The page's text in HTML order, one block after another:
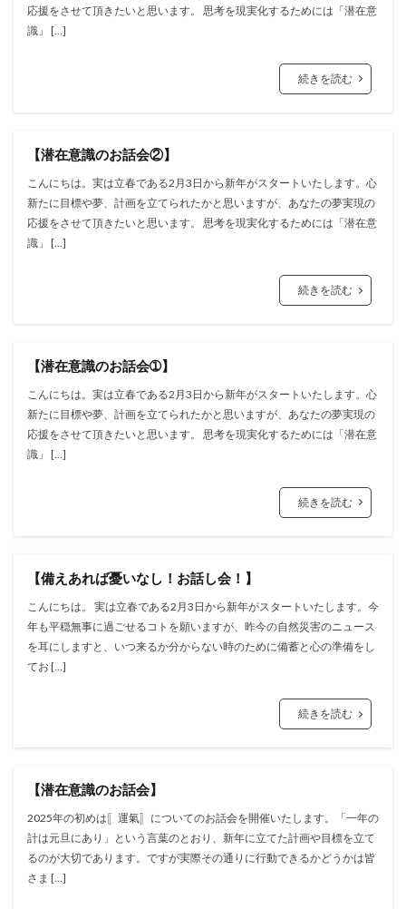
応援をさせて頂きたいと思います。 思考を現実化するためには「潜在意
識」 […]
続きを読む
【潜在意識のお話会②】
こんにちは。実は立春である2月3日から新年がスタートいたします。心
新たに目標や夢、計画を立てられたかと思いますが、あなたの夢実現の
応援をさせて頂きたいと思います。 思考を現実化するためには「潜在意
識」 […]
続きを読む
【潜在意識のお話会➀】
こんにちは。実は立春である2月3日から新年がスタートいたします。心
新たに目標や夢、計画を立てられたかと思いますが、あなたの夢実現の
応援をさせて頂きたいと思います。 思考を現実化するためには「潜在意
識」 […]
続きを読む
【備えあれば憂いなし！お話し会！】
こんにちは。 実は立春である2月3日から新年がスタートいたします。今
年も平穏無事に過ごせるコトを願いますが、昨今の自然災害のニュース
を耳にしますと、いつ来るか分からない時のために備蓄と心の準備をし
てお […]
続きを読む
【潜在意識のお話会】
2025年の初めは〚運氣〛についてのお話会を開催いたします。「一年の
計は元旦にあり」という言葉のとおり、新年に立てた計画や目標を立て
るのが大切であります。ですが実際その通りに行動できるかどうかは皆
さま […]